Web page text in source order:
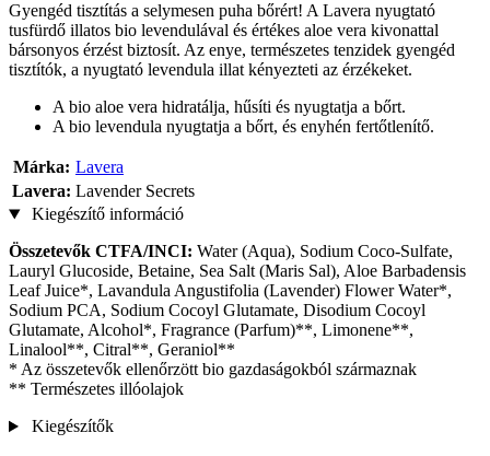
Gyengéd tisztítás a selymesen puha bőrért! A Lavera nyugtató
tusfürdő illatos bio levendulával és értékes aloe vera kivonattal
bársonyos érzést biztosít. Az enye, természetes tenzidek gyengéd
tisztítók, a nyugtató levendula illat kényezteti az érzékeket.
A bio aloe vera hidratálja, hűsíti és nyugtatja a bőrt.
A bio levendula nyugtatja a bőrt, és enyhén fertőtlenítő.
Márka: Lavera
Lavera: Lavender Secrets
Kiegészítő információ
Összetevők CTFA/INCI: Water (Aqua), Sodium Coco-Sulfate,
Lauryl Glucoside, Betaine, Sea Salt (Maris Sal), Aloe Barbadensis
Leaf Juice*, Lavandula Angustifolia (Lavender) Flower Water*,
Sodium PCA, Sodium Cocoyl Glutamate, Disodium Cocoyl
Glutamate, Alcohol*, Fragrance (Parfum)**, Limonene**,
Linalool**, Citral**, Geraniol**
* Az összetevők ellenőrzött bio gazdaságokból származnak
** Természetes illóolajok
Kiegészítők